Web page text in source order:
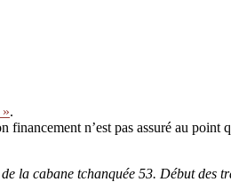
.
financement n’est pas assuré au point
la cabane tchanquée 53. Début des